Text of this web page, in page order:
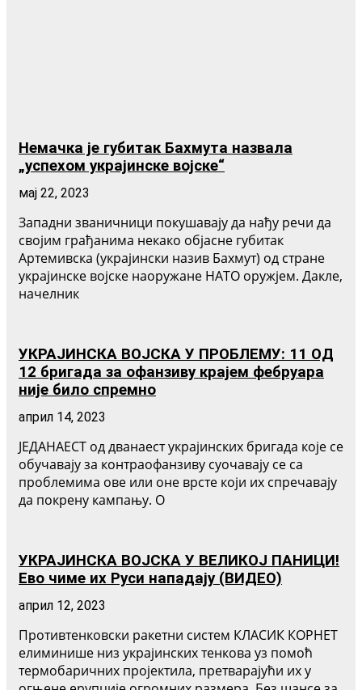
Немачка је губитак Бахмута назвала
„успехом украјинске војске“
мај 22, 2023
Западни званичници покушавају да нађу речи да
својим грађанима некако објасне губитак
Артемивска (украјински назив Бахмут) од стране
украјинске војске наоружане НАТО оружјем. Дакле,
начелник
УКРАЈИНСКА ВОЈСКА У ПРОБЛЕМУ: 11 ОД
12 бригада за офанзиву крајем фебруара
није било спремно
април 14, 2023
ЈЕДАНАЕСТ од дванаест украјинских бригада које се
обучавају за контраофанзиву суочавају се са
проблемима ове или оне врсте који их спречавају
да покрену кампању. О
УКРАЈИНСКА ВОЈСКА У ВЕЛИКОЈ ПАНИЦИ!
Ево чиме их Руси нападају (ВИДЕО)
април 12, 2023
Противтенковски ракетни систем КЛАСИК КОРНЕТ
елиминише низ украјинских тенкова уз помоћ
термобаричних пројектила, претварајући их у